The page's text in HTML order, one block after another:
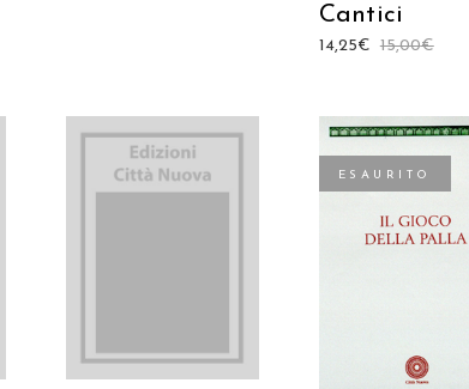
Cantici
15,00€
14,25€
ESAURITO